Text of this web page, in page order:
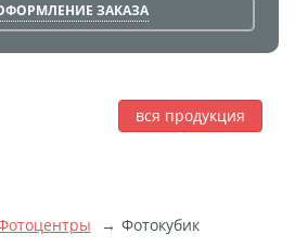
ЗАКАЗА
вся продукция
Фотокубик